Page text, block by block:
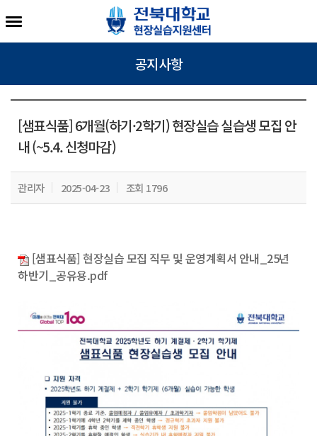
공지사항
[샘표식품] 6개월(하기·2학기) 현장실습 실습생 모집 안
내 (~5.4. 신청마감)
관리자 2025-04-23 조회 1796
[샘표식품] 현장실습 모집 직무 및 운영계획서 안내_25년
하반기_공유용.pdf